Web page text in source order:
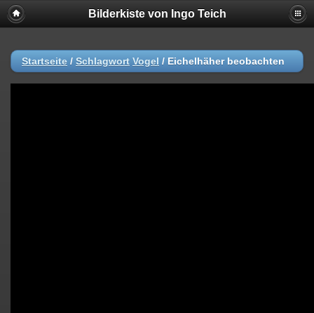
Bilderkiste von Ingo Teich
Startseite / Schlagwort Vogel / Eichelhäher beobachten